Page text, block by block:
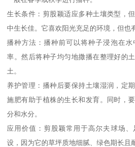
生长条件：剪股颖适应多种土壤类型，
中生长佳。它喜欢阳光充足的环境，但也
播种方法：播种前可以将种子浸泡在
率。然后将种子均匀地撒播在整理好的
土。
养护管理：播种后要保持土壤湿润，定
施肥有助于植株的生长和发育。同时，
分和水分。
应用价值：剪股颖常用于高尔夫球场
设，因为它的草坪质地细腻、绿色期长且